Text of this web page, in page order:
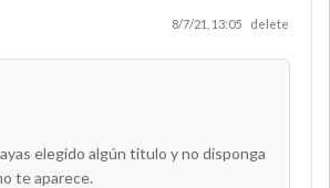
8/7/21, 13:05 delete
elegido algún titulo y no disponga
te aparece.